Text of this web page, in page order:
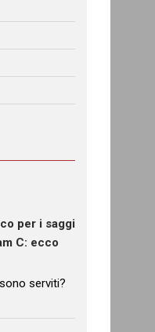
per i saggi
C: ecco
serviti?